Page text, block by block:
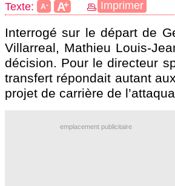
Texte: A- A+ Imprimer
Interrogé sur le départ de
Villarreal, Mathieu Louis-
décision. Pour le directeur
transfert répondait autant
projet de carrière de
emplacement publicitaire